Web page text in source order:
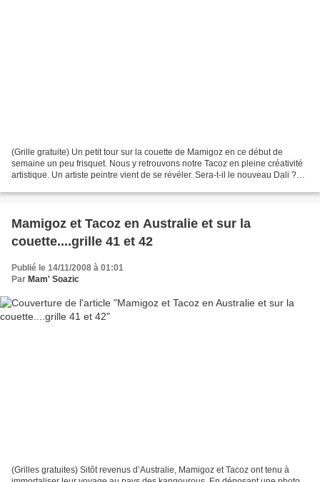
(Grille gratuite) Un petit tour sur la couette de Mamigoz en ce début de
semaine un peu frisquet. Nous y retrouvons notre Tacoz en pleine créativité
artistique. Un artiste peintre vient de se révéler. Sera-t-il le nouveau Dali ?
Mamigoz et Tacoz en Australie et sur la
couette....grille 41 et 42
Publié le 14/11/2008 à 01:01
Par Mam' Soazic
(Grilles gratuites) Sitôt revenus d’Australie, Mamigoz et Tacoz ont tenu à